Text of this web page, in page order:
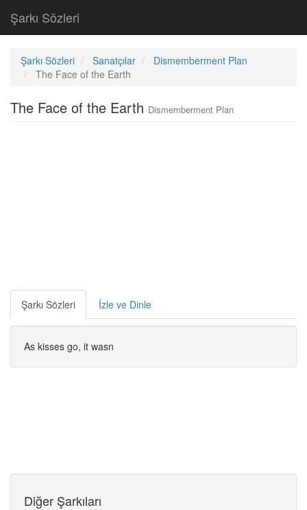
Şarkı Sözleri
Şarkı Sözleri Sanatçılar
Dismemberment Plan
The Face of the Earth
The Face of the Earth Dismemberment Plan
Şarkı Sözleri İzle ve Dinle
As kisses go, it wasn
Diğer Şarkıları